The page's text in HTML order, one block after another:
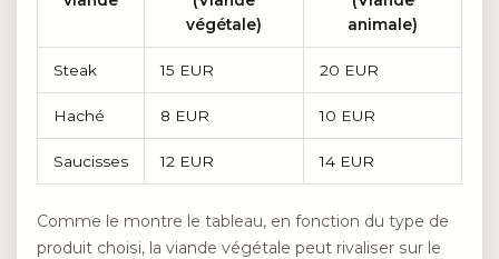
végétale)
animale)
Steak 15 EUR 20 EUR
Haché 8 EUR 10 EUR
Saucisses 12 EUR 14 EUR
Comme le montre le tableau, en fonction du type de
produit choisi, la viande végétale peut rivaliser sur le